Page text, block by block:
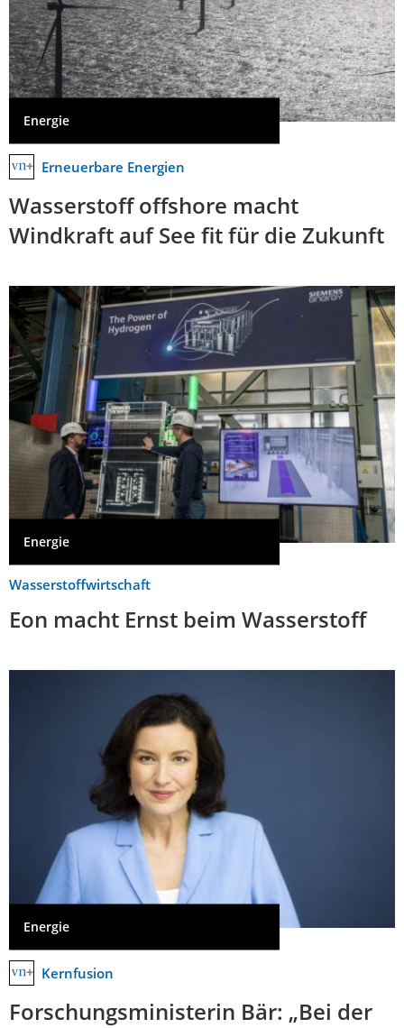
Energie
Erneuerbare Energien
Wasserstoff offshore macht
Windkraft auf See fit für die Zukunft
Energie
Wasserstoffwirtschaft
Eon macht Ernst beim Wasserstoff
Energie
Kernfusion
Forschungsministerin Bär: „Bei der